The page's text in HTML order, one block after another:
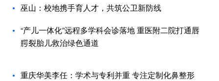
巫山：校地携手育人才，共筑公卫新防线
“产儿一体化”远程多学科会诊落地 重医附二院打通唇
腭裂胎儿救治绿色通道
重庆华美李任：学术与专利并重 专注定制化鼻整形